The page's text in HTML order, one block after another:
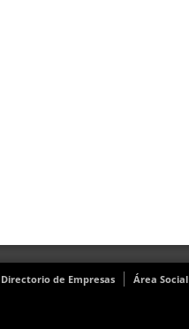
Directorio de Empresas
Área Social